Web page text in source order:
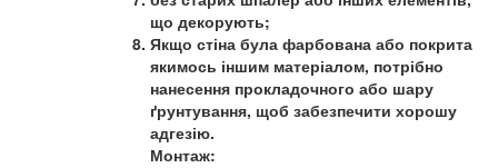
що декорують;
Якщо стіна була фарбована або покрита
якимось іншим матеріалом, потрібно
нанесення прокладочного або шару
ґрунтування, щоб забезпечити хорошу
адгезію.
Монтаж: